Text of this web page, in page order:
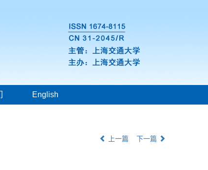
English
上一篇 下一篇